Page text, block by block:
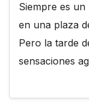
Siempre es
en una plaza
Pero la tarde
sensaciones